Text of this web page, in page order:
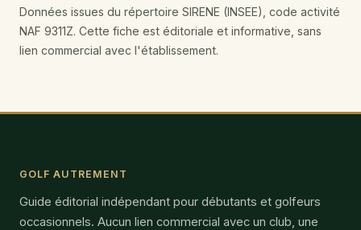
Données issues du répertoire SIRENE (INSEE), code activité
NAF 9311Z. Cette fiche est éditoriale et informative, sans
lien commercial avec l'établissement.
GOLF AUTREMENT
Guide éditorial indépendant pour débutants et golfeurs
occasionnels. Aucun lien commercial avec un club, une